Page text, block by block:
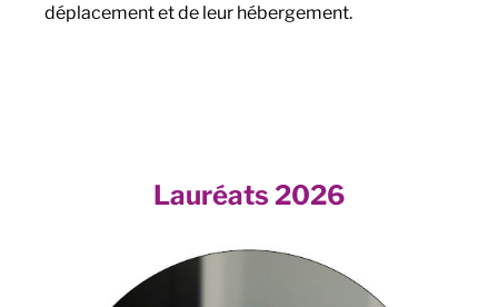
déplacement et de leur hébergement.
Lauréats 2026